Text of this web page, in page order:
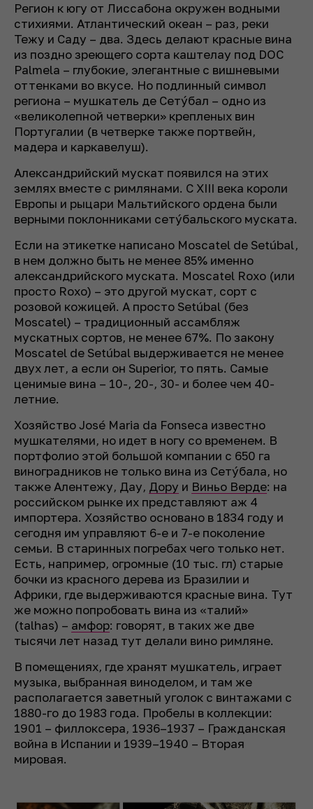
Регион к югу от Лиссабона окружен водными
стихиями. Атлантический океан – раз, реки
Тежу и Саду – два. Здесь делают красные вина
из поздно зреющего сорта каштелау под DOC
Palmela – глубокие, элегантные с вишневыми
оттенками во вкусе. Но подлинный символ
региона – мушкатель де Сетýбал – одно из
«великолепной четверки» крепленых вин
Португалии (в четверке также портвейн,
мадера и каркавелуш).
Александрийский мускат появился на этих
землях вместе с римлянами. С XIII века короли
Европы и рыцари Мальтийского ордена были
верными поклонниками сетýбальского муската.
Если на этикетке написано Moscatel de Setúbal,
в нем должно быть не менее 85% именно
александрийского муската. Moscatel Roxo (или
просто Roxo) – это другой мускат, сорт с
розовой кожицей. А просто Setúbal (без
Moscatel) – традиционный ассамбляж
мускатных сортов, не менее 67%. По закону
Moscatel de Setúbal выдерживается не менее
двух лет, а если он Superior, то пять. Самые
ценимые вина – 10-, 20-, 30- и более чем 40-
летние.
Хозяйство José Maria da Fonseca известно
мушкателями, но идет в ногу со временем. В
портфолио этой большой компании с 650 га
виноградников не только вина из Сетýбала, но
также Алентежу, Дау, Дору и Виньо Верде: на
российском рынке их представляют аж 4
импортера. Хозяйство основано в 1834 году и
сегодня им управляют 6-е и 7-е поколение
семьи. В старинных погребах чего только нет.
Есть, например, огромные (10 тыс. гл) старые
бочки из красного дерева из Бразилии и
Африки, где выдерживаются красные вина. Тут
же можно попробовать вина из «талий»
(talhas) – амфор: говорят, в таких же две
тысячи лет назад тут делали вино римляне.
В помещениях, где хранят мушкатель, играет
музыка, выбранная виноделом, и там же
располагается заветный уголок с винтажами с
1880-го до 1983 года. Пробелы в коллекции:
1901 – филлоксера, 1936–1937 – Гражданская
война в Испании и 1939–1940 – Вторая
мировая.